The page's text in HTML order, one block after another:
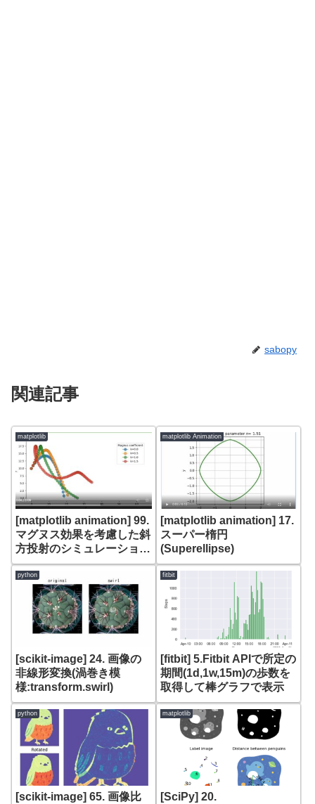
sabopy
関連記事
matplotlib
[matplotlib animation] 99.
マグヌス効果を考慮した斜
方投射のシミュレーション
– FuncAnimationによる
可視化
matplotlib Animation
[matplotlib animation] 17.
スーパー楕円
(Superellipse)
python
[scikit-image] 24. 画像の
非線形変換(渦巻き模
様:transform.swirl)
fitbit
[fitbit] 5.Fitbit APIで所定の
期間(1d,1w,15m)の歩数を
取得して棒グラフで表示
python
[scikit-image] 65. 画像比
matplotlib
[SciPy] 20.